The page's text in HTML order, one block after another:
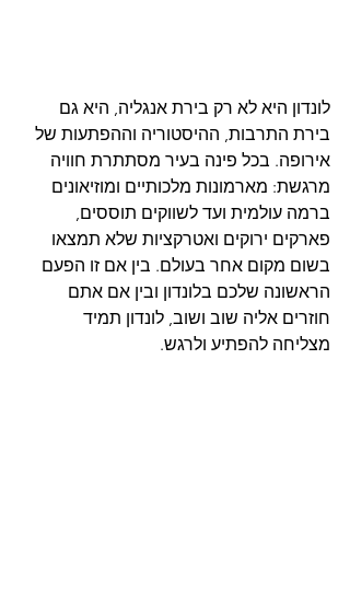
לונדון היא לא רק בירת אנגליה, היא גם
בירת התרבות, ההיסטוריה וההפתעות של
אירופה. בכל פינה בעיר מסתתרת חוויה
מרגשת: מארמונות מלכותיים ומוזיאונים
ברמה עולמית ועד לשווקים תוססים,
פארקים ירוקים ואטרקציות שלא תמצאו
בשום מקום אחר בעולם. בין אם זו הפעם
הראשונה שלכם בלונדון ובין אם אתם
חוזרים אליה שוב ושוב, לונדון תמיד
מצליחה להפתיע ולרגש.